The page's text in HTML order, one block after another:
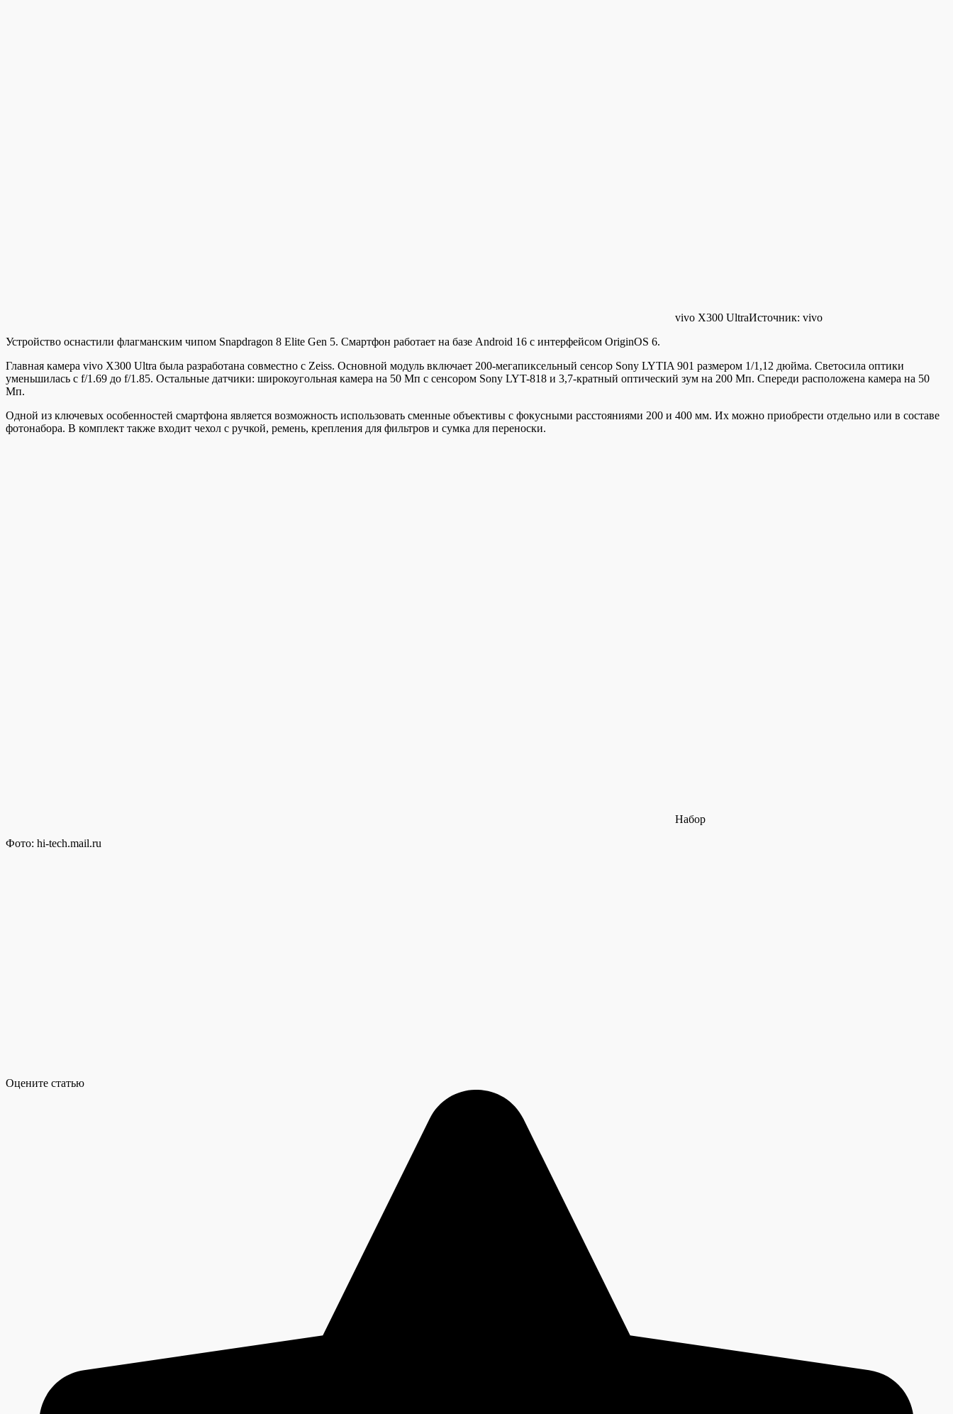
vivo X300 UltraИсточник: vivo
Устройство оснастили флагманским чипом Snapdragon 8 Elite Gen 5. Смартфон работает на базе Android 16 с интерфейсом OriginOS 6.
Главная камера vivo X300 Ultra была разработана совместно с Zeiss. Основной модуль включает 200-мегапиксельный сенсор Sony LYTIA 901 размером 1/1,12 дюйма. Светосила оптики
уменьшилась с f/1.69 до f/1.85. Остальные датчики: широкоугольная камера на 50 Мп с сенсором Sony LYT-818 и 3,7-кратный оптический зум на 200 Мп. Спереди расположена камера на 50
Мп.
Одной из ключевых особенностей смартфона является возможность использовать сменные объективы с фокусными расстояниями 200 и 400 мм. Их можно приобрести отдельно или в составе
фотонабора. В комплект также входит чехол с ручкой, ремень, крепления для фильтров и сумка для переноски.
Набор
Фото: hi-tech.mail.ru
Оцените статью